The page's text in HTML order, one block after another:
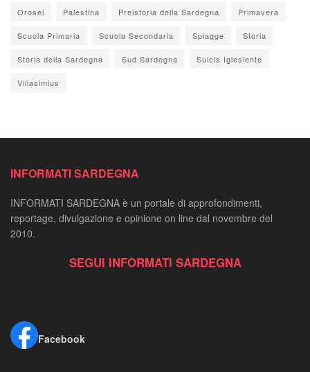
Orosei Palestina Preistoria della Sardegna Primavera
Scuola Primaria Scuola Secondaria Spiagge Storia
Storia della Sardegna Sud Sardegna Sulcis Iglesiente
Villasimius
INFORMATI SARDEGNA
INFORMATI SARDEGNA è un portale di approfondimenti,
reportage, divulgazione e opinione on line dal novembre del
2010.
SEGUI INFORMATI SARDEGNA
Facebook